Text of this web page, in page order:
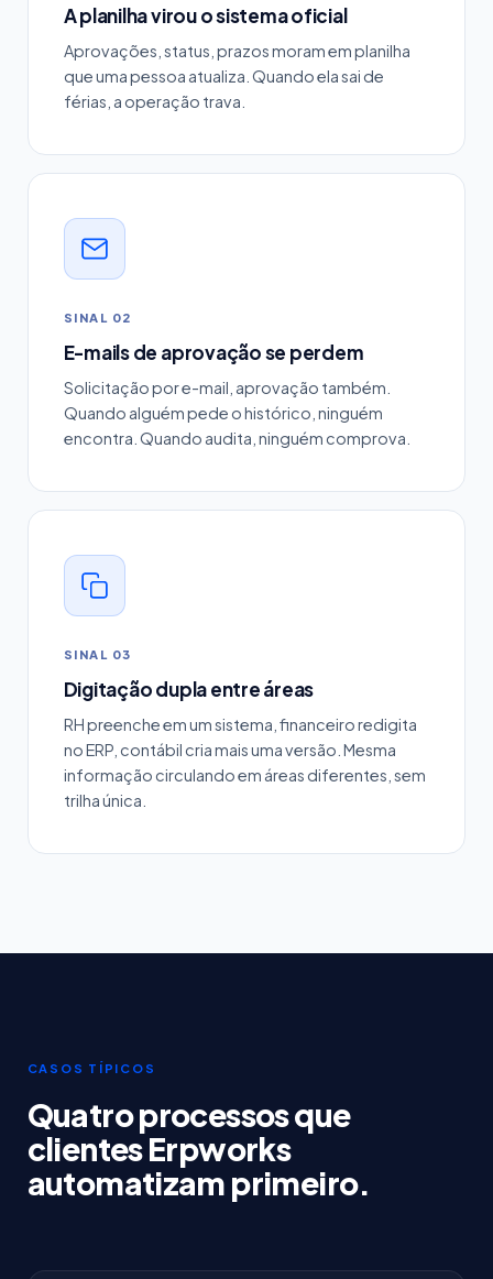
A planilha virou o sistema oficial
Aprovações, status, prazos moram em planilha
que uma pessoa atualiza. Quando ela sai de
férias, a operação trava.
SINAL 02
E-mails de aprovação se perdem
Solicitação por e-mail, aprovação também.
Quando alguém pede o histórico, ninguém
encontra. Quando audita, ninguém comprova.
SINAL 03
Digitação dupla entre áreas
RH preenche em um sistema, financeiro redigita
no ERP, contábil cria mais uma versão. Mesma
informação circulando em áreas diferentes, sem
trilha única.
CASOS TÍPICOS
Quatro processos que
clientes Erpworks
automatizam primeiro.